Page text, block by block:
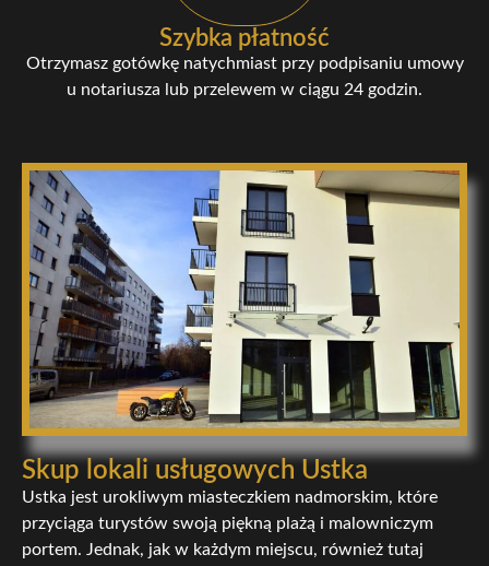
Szybka płatność
Otrzymasz gotówkę natychmiast przy podpisaniu umowy
u notariusza lub przelewem w ciągu 24 godzin.
Skup lokali usługowych Ustka
Ustka jest urokliwym miasteczkiem nadmorskim, które
przyciąga turystów swoją piękną plażą i malowniczym
portem. Jednak, jak w każdym miejscu, również tutaj